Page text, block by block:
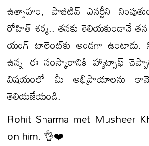
ఉత్సాహం, పాజిటివ్‌ ఎనర్జీని
రోహిత్‌ శర్మ.. తనకు తెలియకుండానే
యంగ్‌ టాలెంట్‌కు అండగా
ఉన్న ఈ సంస్కారానికి హ్యాట్సాఫ్‌
విషయంలో మీ అభిప్రాయాలను
తెలియజేయండి.
Rohit Sharma met Musheer
on him. 👌❤️